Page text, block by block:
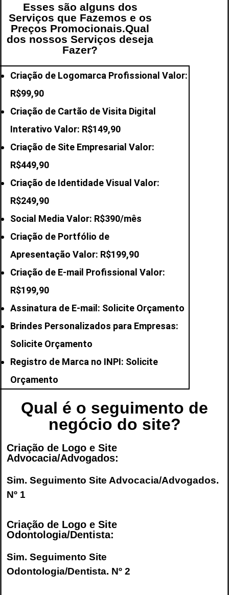
Esses são alguns dos
Serviços que Fazemos e os
Preços Promocionais.Qual
dos nossos Serviços deseja
Fazer?
Criação de Logomarca Profissional Valor:
R$99,90
Criação de Cartão de Visita Digital
Interativo Valor: R$149,90
Criação de Site Empresarial Valor:
R$449,90
Criação de Identidade Visual Valor:
R$249,90
Social Media Valor: R$390/mês
Criação de Portfólio de
Apresentação Valor: R$199,90
Criação de E-mail Profissional Valor:
R$199,90
Assinatura de E-mail: Solicite Orçamento
Brindes Personalizados para Empresas:
Solicite Orçamento
Registro de Marca no INPI: Solicite
Orçamento
Qual é o seguimento de
negócio do site?
Criação de Logo e Site
Advocacia/Advogados:
Sim. Seguimento Site Advocacia/Advogados.
Nº 1
Criação de Logo e Site
Odontologia/Dentista:
Sim. Seguimento Site
Odontologia/Dentista. Nº 2